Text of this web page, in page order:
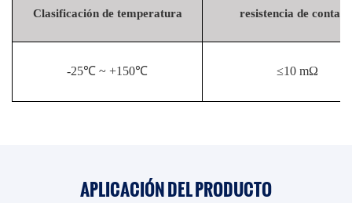
Clasificación de temperatura resistencia de
-25℃ ~ +150℃ ≤10 mΩ
APLICACIÓN DEL PRODUCTO